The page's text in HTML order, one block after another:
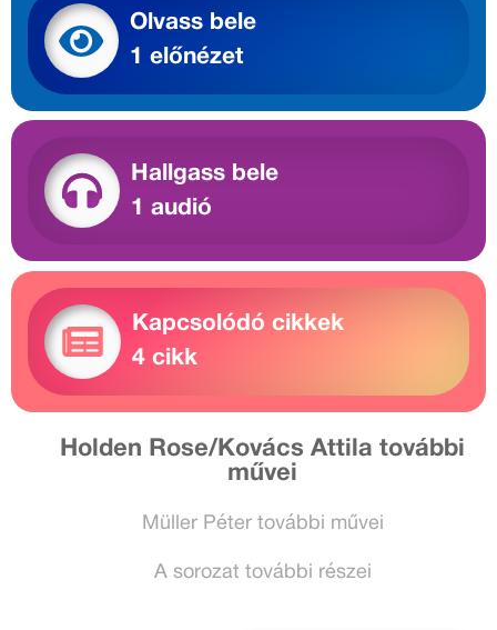
Olvass bele
1 előnézet
Hallgass bele
1 audió
Kapcsolódó cikkek
4 cikk
Holden Rose/Kovács Attila további
művei
Müller Péter további művei
A sorozat további részei